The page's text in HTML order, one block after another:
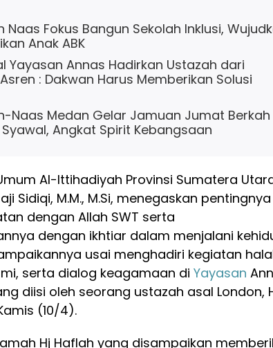
Naas Fokus Bangun Sekolah Inklusi,
Anak ABK
Yayasan Annas Hadirkan Ustazah dari
: Dakwan Harus Memberikan Solusi
Naas Medan Gelar Jamuan Jumat Berkah
Angkat Spirit Kebangsaan
Al-Ittihadiyah Provinsi Sumatera
Sidiqi, M.M., M.Si, menegaskan pentingnya
dengan Allah SWT serta
dengan ikhtiar dalam menjalani
usai menghadiri kegiatan
serta dialog keagamaan di Yayasan
diisi oleh seorang ustazah asal London,
(10/4).
Hj Haflah yang disampaikan